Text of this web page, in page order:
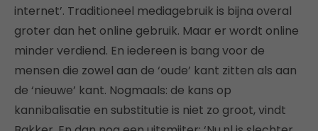
internet’. Traditioneel mediagebruik is bijna overal
groter dan het online gebruik. Maar er wordt online
minder verdiend. En iedereen is bang voor de
mensen die zowel aan de ‘oude’ kant zitten als aan
de ‘nieuwe’ kant. Nogmaals: de kans op
kannibalisatie en substitutie is niet zo groot, vindt